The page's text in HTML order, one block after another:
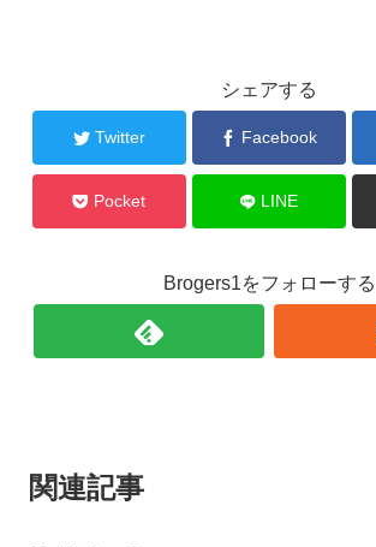
シェアする
Twitter Facebook
Pocket LINE
Brogers1をフォローする
関連記事